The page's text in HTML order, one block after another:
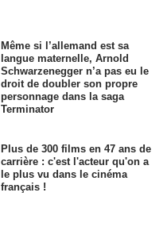
Même si l’allemand est sa
langue maternelle, Arnold
Schwarzenegger n’a pas eu le
droit de doubler son propre
personnage dans la saga
Terminator
Plus de 300 films en 47 ans de
carrière : c'est l'acteur qu'on a
le plus vu dans le cinéma
français !